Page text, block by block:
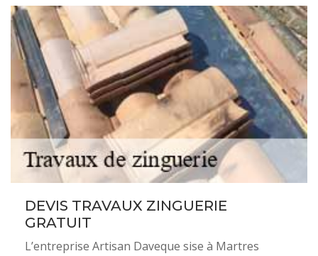
DEVIS TRAVAUX ZINGUERIE
GRATUIT
L’entreprise Artisan Daveque sise à Martres